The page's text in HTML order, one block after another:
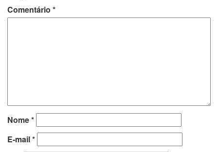
Comentário *
Nome*
E-mail*